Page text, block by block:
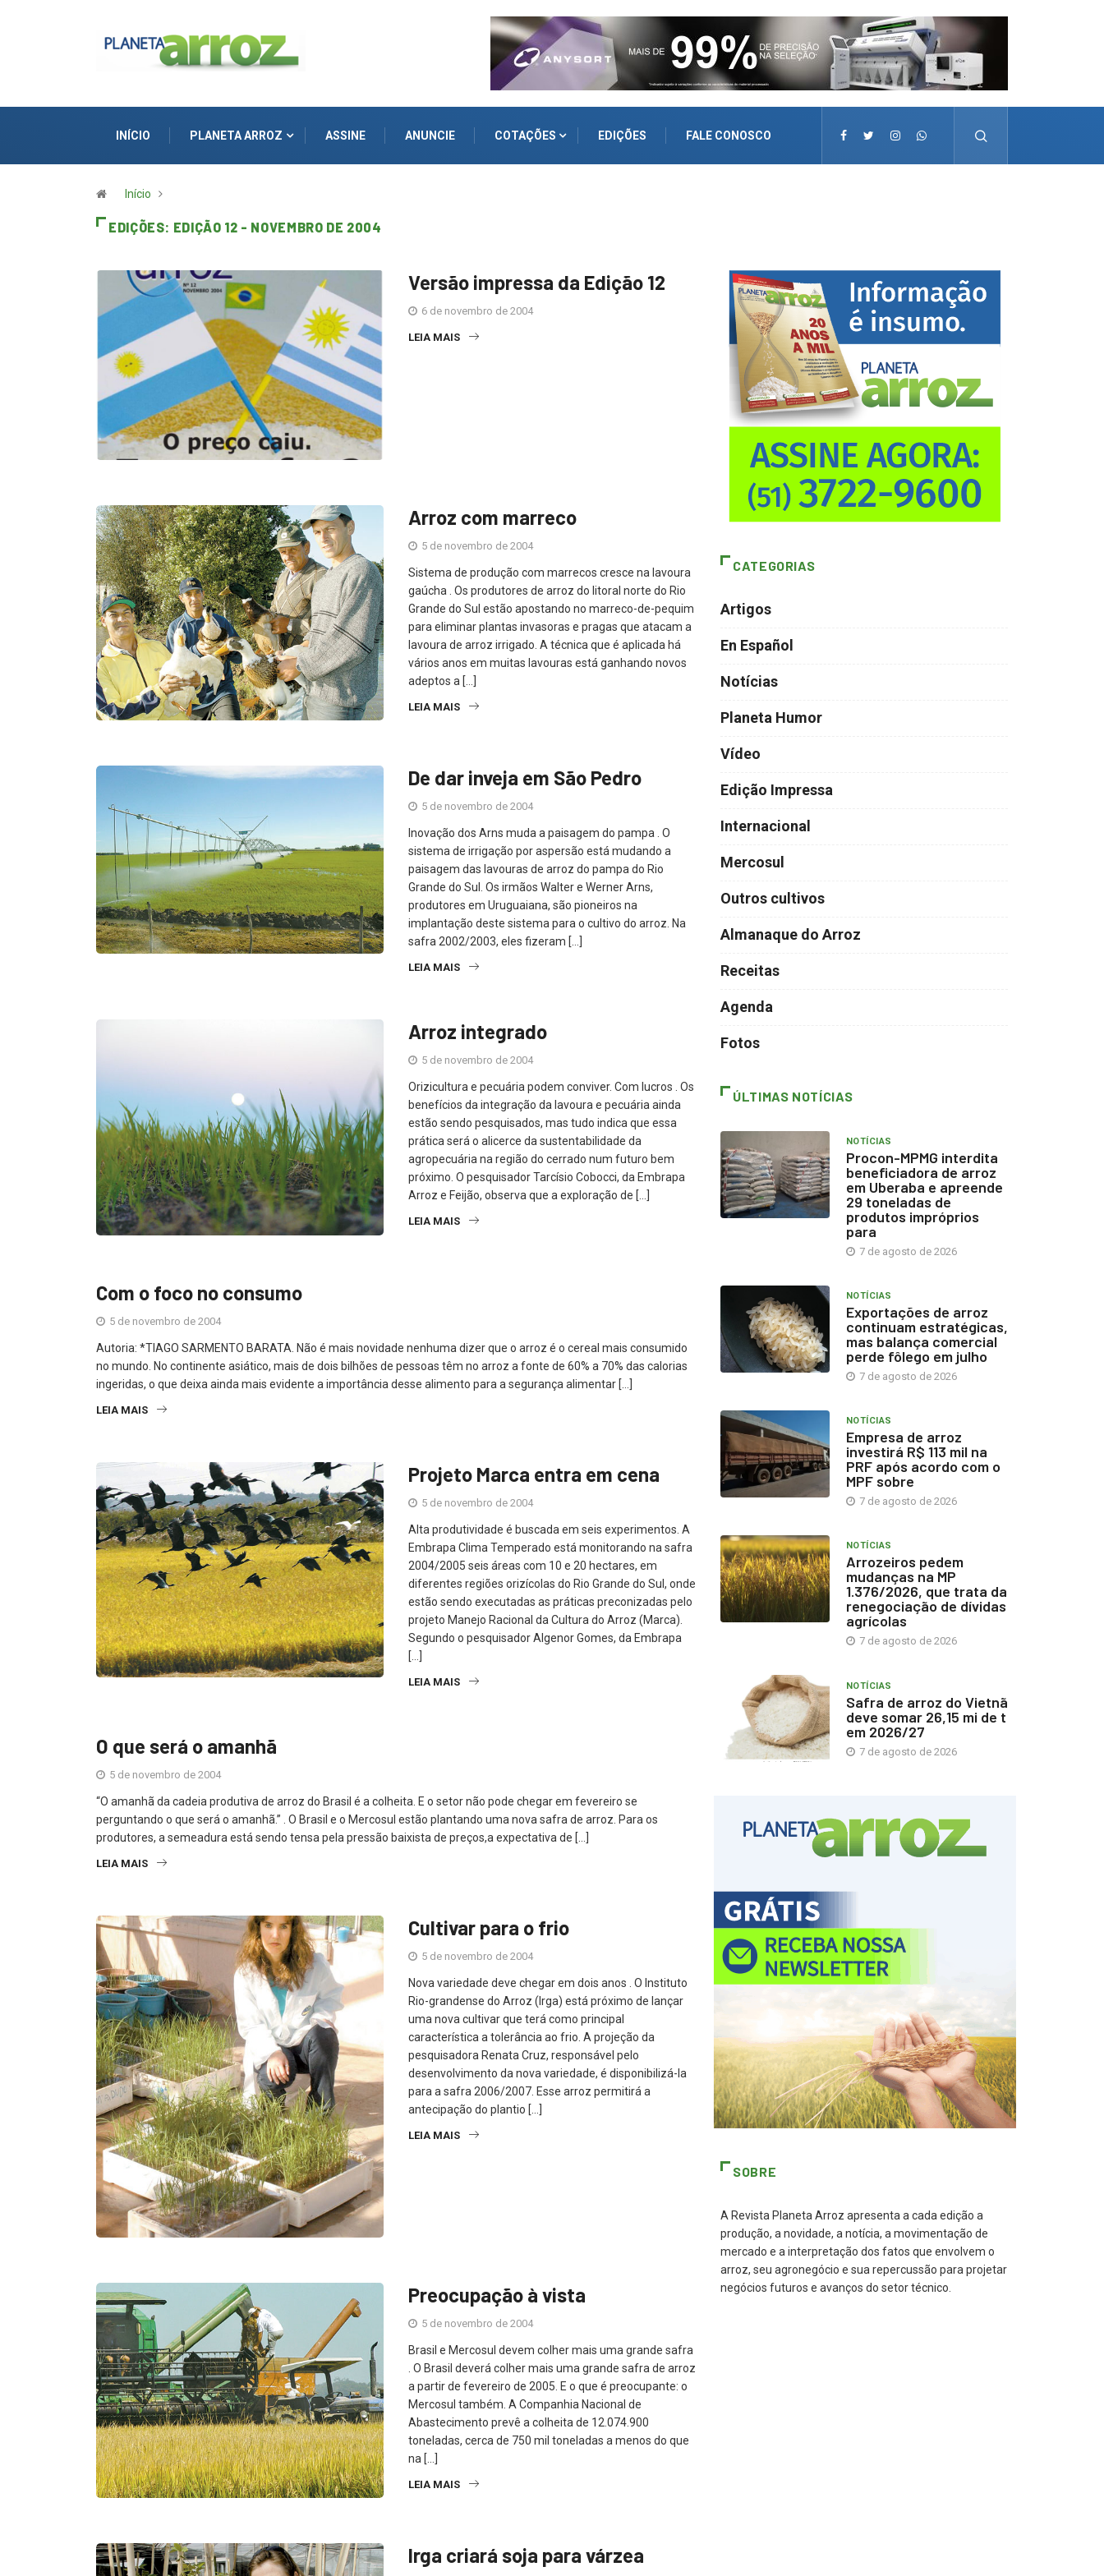
INÍCIO PLANETA ARROZ ASSINE ANUNCIE COTAÇÕES EDIÇÕES FALE CONOSCO
Início
EDIÇÕES: EDIÇÃO 12 - NOVEMBRO DE 2004
Versão impressa da Edição 12
6 de novembro de 2004
LEIA MAIS
Arroz com marreco
5 de novembro de 2004
Sistema de produção com marrecos cresce na lavoura
gaúcha . Os produtores de arroz do litoral norte do Rio
Grande do Sul estão apostando no marreco-de-pequim
para eliminar plantas invasoras e pragas que atacam a
lavoura de arroz irrigado. A técnica que é aplicada há
vários anos em muitas lavouras está ganhando novos
adeptos a […]
LEIA MAIS
De dar inveja em São Pedro
5 de novembro de 2004
Inovação dos Arns muda a paisagem do pampa . O
sistema de irrigação por aspersão está mudando a
paisagem das lavouras de arroz do pampa do Rio
Grande do Sul. Os irmãos Walter e Werner Arns,
produtores em Uruguaiana, são pioneiros na
implantação deste sistema para o cultivo do arroz. Na
safra 2002/2003, eles fizeram […]
LEIA MAIS
Arroz integrado
5 de novembro de 2004
Orizicultura e pecuária podem conviver. Com lucros . Os
benefícios da integração da lavoura e pecuária ainda
estão sendo pesquisados, mas tudo indica que essa
prática será o alicerce da sustentabilidade da
agropecuária na região do cerrado num futuro bem
próximo. O pesquisador Tarcísio Cobocci, da Embrapa
Arroz e Feijão, observa que a exploração de […]
LEIA MAIS
Com o foco no consumo
5 de novembro de 2004
Autoria: *TIAGO SARMENTO BARATA. Não é mais novidade nenhuma dizer que o arroz é o cereal mais consumido
no mundo. No continente asiático, mais de dois bilhões de pessoas têm no arroz a fonte de 60% a 70% das calorias
ingeridas, o que deixa ainda mais evidente a importância desse alimento para a segurança alimentar […]
LEIA MAIS
Projeto Marca entra em cena
5 de novembro de 2004
Alta produtividade é buscada em seis experimentos. A
Embrapa Clima Temperado está monitorando na safra
2004/2005 seis áreas com 10 e 20 hectares, em
diferentes regiões orizícolas do Rio Grande do Sul, onde
estão sendo executadas as práticas preconizadas pelo
projeto Manejo Racional da Cultura do Arroz (Marca).
Segundo o pesquisador Algenor Gomes, da Embrapa
[…]
LEIA MAIS
O que será o amanhã
5 de novembro de 2004
“O amanhã da cadeia produtiva de arroz do Brasil é a colheita. E o setor não pode chegar em fevereiro se
perguntando o que será o amanhã.” . O Brasil e o Mercosul estão plantando uma nova safra de arroz. Para os
produtores, a semeadura está sendo tensa pela pressão baixista de preços,a expectativa de […]
LEIA MAIS
Cultivar para o frio
5 de novembro de 2004
Nova variedade deve chegar em dois anos . O Instituto
Rio-grandense do Arroz (Irga) está próximo de lançar
uma nova cultivar que terá como principal
característica a tolerância ao frio. A projeção da
pesquisadora Renata Cruz, responsável pelo
desenvolvimento da nova variedade, é disponibilizá-la
para a safra 2006/2007. Esse arroz permitirá a
antecipação do plantio […]
LEIA MAIS
Preocupação à vista
5 de novembro de 2004
Brasil e Mercosul devem colher mais uma grande safra
. O Brasil deverá colher mais uma grande safra de arroz
a partir de fevereiro de 2005. E o que é preocupante: o
Mercosul também. A Companhia Nacional de
Abastecimento prevê a colheita de 12.074.900
toneladas, cerca de 750 mil toneladas a menos do que
na […]
LEIA MAIS
Irga criará soja para várzea
CATEGORIAS
Artigos
En Español
Notícias
Planeta Humor
Vídeo
Edição Impressa
Internacional
Mercosul
Outros cultivos
Almanaque do Arroz
Receitas
Agenda
Fotos
ÚLTIMAS NOTÍCIAS
NOTÍCIAS
Procon-MPMG interdita
beneficiadora de arroz
em Uberaba e apreende
29 toneladas de
produtos impróprios
para
7 de agosto de 2026
NOTÍCIAS
Exportações de arroz
continuam estratégicas,
mas balança comercial
perde fôlego em julho
7 de agosto de 2026
NOTÍCIAS
Empresa de arroz
investirá R$ 113 mil na
PRF após acordo com o
MPF sobre
7 de agosto de 2026
NOTÍCIAS
Arrozeiros pedem
mudanças na MP
1.376/2026, que trata da
renegociação de dívidas
agrícolas
7 de agosto de 2026
NOTÍCIAS
Safra de arroz do Vietnã
deve somar 26,15 mi de t
em 2026/27
7 de agosto de 2026
SOBRE
A Revista Planeta Arroz apresenta a cada edição a
produção, a novidade, a notícia, a movimentação de
mercado e a interpretação dos fatos que envolvem o
arroz, seu agronegócio e sua repercussão para projetar
negócios futuros e avanços do setor técnico.